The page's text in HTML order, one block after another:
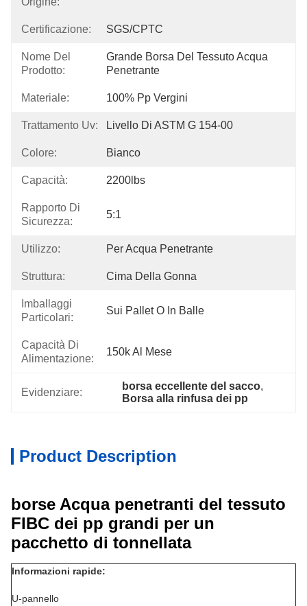
Certificazione: SGS/CPTC
Nome Del
Prodotto:
Grande Borsa Del Tessuto Acqua
Penetrante
Materiale: 100% Pp Vergini
Trattamento Uv: Livello Di ASTM G 154-00
Colore: Bianco
Capacità: 2200lbs
Rapporto Di
Sicurezza:
5:1
Utilizzo: Per Acqua Penetrante
Struttura: Cima Della Gonna
Imballaggi
Particolari:
Sui Pallet O In Balle
Capacità Di
Alimentazione:
150k Al Mese
Evidenziare:
borsa eccellente del sacco,
Borsa alla rinfusa dei pp
Product Description
borse Acqua penetranti del tessuto
FIBC dei pp grandi per un
pacchetto di tonnellata
Informazioni rapide:
U-pannello